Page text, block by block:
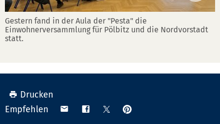
Gestern fand in der Aula der "Pesta" die
Einwohnerversammlung für Pölbitz und die Nordvorstadt
statt.
Drucken
Empfehlen
Teilen Teilen TeilenAnpinnen